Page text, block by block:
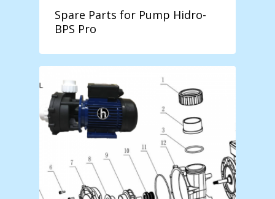
Spare Parts for Pump Hidro-
BPS Pro